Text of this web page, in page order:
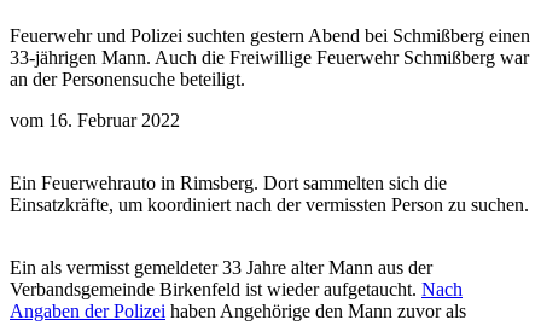
Feuerwehr und Polizei suchten gestern Abend bei Schmißberg einen
33-jährigen Mann. Auch die Freiwillige Feuerwehr Schmißberg war
an der Personensuche beteiligt.
vom 16. Februar 2022
Ein Feuerwehrauto in Rimsberg. Dort sammelten sich die
Einsatzkräfte, um koordiniert nach der vermissten Person zu suchen.
Ein als vermisst gemeldeter 33 Jahre alter Mann aus der
Verbandsgemeinde Birkenfeld ist wieder aufgetaucht. Nach
Angaben der Polizei haben Angehörige den Mann zuvor als